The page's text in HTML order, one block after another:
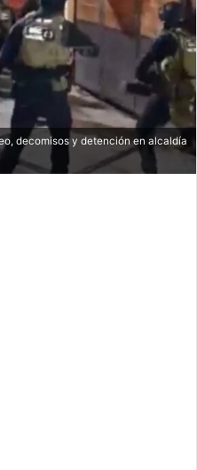
decomisos y detención en alcaldía